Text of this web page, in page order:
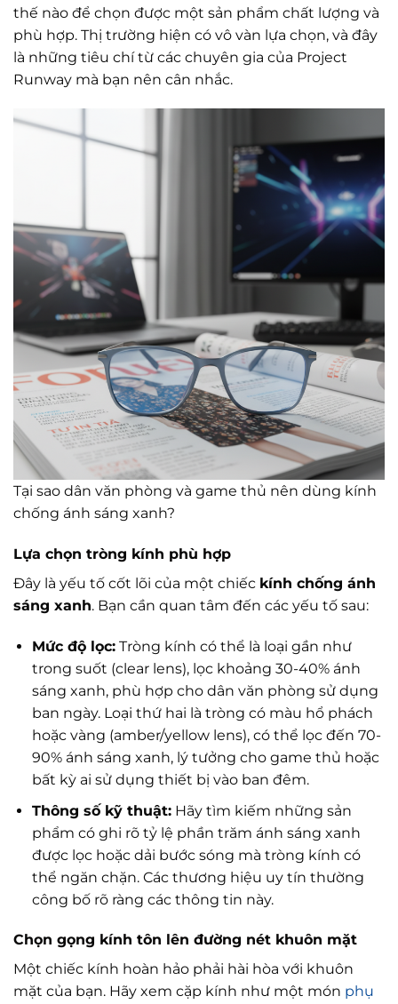
thế nào để chọn được một sản phẩm chất lượng và
phù hợp. Thị trường hiện có vô vàn lựa chọn, và đây
là những tiêu chí từ các chuyên gia của Project
Runway mà bạn nên cân nhắc.
Tại sao dân văn phòng và game thủ nên dùng kính
chống ánh sáng xanh?
Lựa chọn tròng kính phù hợp
Đây là yếu tố cốt lõi của một chiếc kính chống ánh
sáng xanh. Bạn cần quan tâm đến các yếu tố sau:
Mức độ lọc:Tròng kính có thể là loại gần như
trong suốt (clear lens), lọc khoảng 30-40% ánh
sáng xanh, phù hợp cho dân văn phòng sử dụng
ban ngày. Loại thứ hai là tròng có màu hổ phách
hoặc vàng (amber/yellow lens), có thể lọc đến 70-
90% ánh sáng xanh, lý tưởng cho game thủ hoặc
bất kỳ ai sử dụng thiết bị vào ban đêm.
Thông số kỹ thuật:Hãy tìm kiếm những sản
phẩm có ghi rõ tỷ lệ phần trăm ánh sáng xanh
được lọc hoặc dải bước sóng mà tròng kính có
thể ngăn chặn. Các thương hiệu uy tín thường
công bố rõ ràng các thông tin này.
Chọn gọng kính tôn lên đường nét khuôn mặt
Một chiếc kính hoàn hảo phải hài hòa với khuôn
mặt của bạn. Hãy xem cặp kính như một món phụ